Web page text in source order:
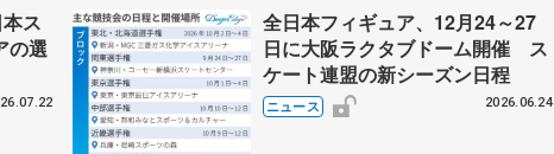
ス
の選
全日本フィギュア、12月24～27
日に大阪ラクタブドーム開催 ス
ケート連盟の新シーズン日程
ニュース 2026.06.24